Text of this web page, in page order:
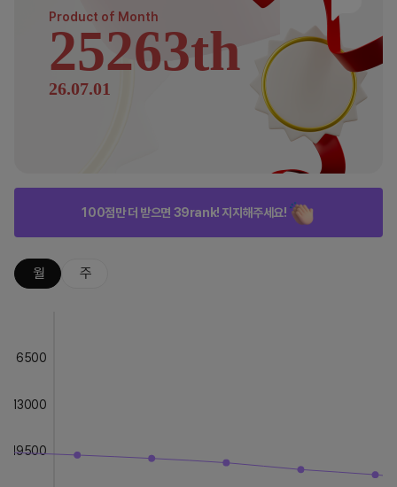
Product of Month
25263th
26.07.01
100점만 더 받으면 39rank! 지지해주세요!
월 주
6500
13000
19500